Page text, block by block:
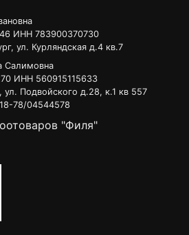
ИНН 783900370730
ул. Курляндская д.4 кв.7
Салимовна
ИНН 560915115633
ул. Подвойского д.28, к.1 кв 557
78/04544578
"Филя"